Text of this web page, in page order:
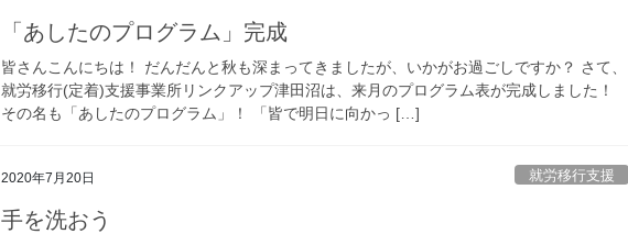
「あしたのプログラム」完成
皆さんこんにちは！ だんだんと秋も深まってきましたが、いかがお過ごしですか？ さて、
就労移行(定着)支援事業所リンクアップ津田沼は、来月のプログラム表が完成しました！
その名も「あしたのプログラム」！ 「皆で明日に向かっ […]
2020年7月20日 就労移行支援
手を洗おう